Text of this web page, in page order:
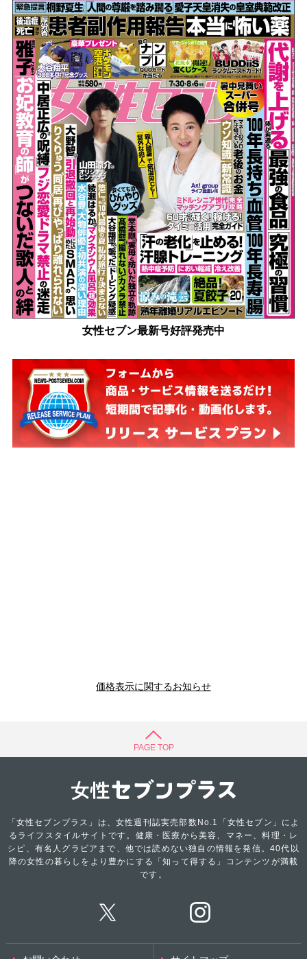
女性セブン最新号好評発売中
価格表示に関するお知らせ
PAGE TOP
「女性セブンプラス」は、女性週刊誌実売部数No.1「女性セブン」によ
るライフスタイルサイトです。健康・医療から美容、マネー、料理・レ
シピ、有名人グラビアまで、他では読めない独自の情報を発信。40代以
降の女性の暮らしをより豊かにする「知って得する」コンテンツが満載
です。